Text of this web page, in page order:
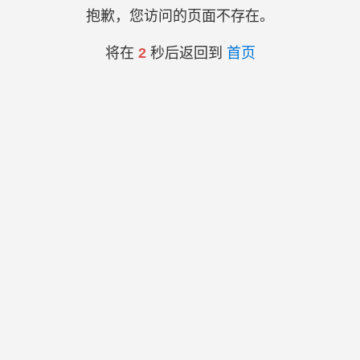
抱歉，您访问的页面不存在。
将在 2秒后返回到 首页